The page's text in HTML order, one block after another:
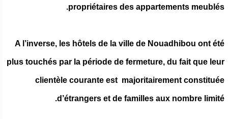
propriétaires des appartements meublés.
A l’inverse, les hôtels de la ville de Nouadhibou ont été
plus touchés par la période de fermeture, du fait que leur
clientèle courante est majoritairement constituée
d’étrangers et de familles aux nombre limité.